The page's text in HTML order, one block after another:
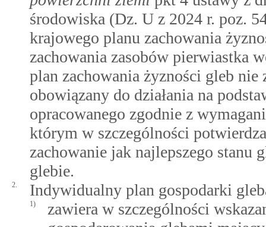
środowiska (Dz. U z 2024 r. poz.
krajowego planu zachowania
zachowania zasobów pierwiastka
plan zachowania żyzności gleb
obowiązany do działania na
opracowanego zgodnie z
którym w szczególności
zachowanie jak najlepszego stanu
glebie.
2. Indywidualny plan gospodarki
1)
zawiera w szczególności